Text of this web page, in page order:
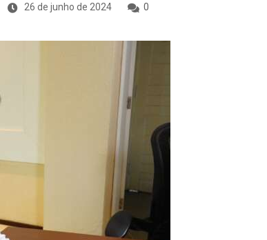
26 de junho de 2024 0